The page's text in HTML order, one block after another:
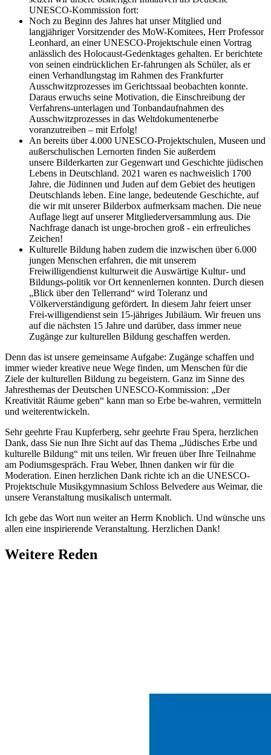
UNESCO-Kommission fort:
Noch zu Beginn des Jahres hat unser Mitglied und
langjähriger Vorsitzender des MoW-Komitees, Herr Professor
Leonhard, an einer UNESCO-Projektschule einen Vortrag
anlässlich des Holocaust-Gedenktages gehalten. Er berichtete
von seinen eindrücklichen Er-fahrungen als Schüler, als er
einen Verhandlungstag im Rahmen des Frankfurter
Ausschwitzprozesses im Gerichtssaal beobachten konnte.
Daraus erwuchs seine Motivation, die Einschreibung der
Verfahrens-unterlagen und Tonbandaufnahmen des
Ausschwitzprozesses in das Weltdokumentenerbe
voranzutreiben – mit Erfolg!
An bereits über 4.000 UNESCO-Projektschulen, Museen und
außerschulischen Lernorten finden Sie außerdem
unsere Bilderkarten zur Gegenwart und Geschichte jüdischen
Lebens in Deutschland. 2021 waren es nachweislich 1700
Jahre, die Jüdinnen und Juden auf dem Gebiet des heutigen
Deutschlands leben. Eine lange, bedeutende Geschichte, auf
die wir mit unserer Bilderbox aufmerksam machen. Die neue
Auflage liegt auf unserer Mitgliederversammlung aus. Die
Nachfrage danach ist unge-brochen groß - ein erfreuliches
Zeichen!
Kulturelle Bildung haben zudem die inzwischen über 6.000
jungen Menschen erfahren, die mit unserem
Freiwilligendienst kulturweit die Auswärtige Kultur- und
Bildungs-politik vor Ort kennenlernen konnten. Durch diesen
„Blick über den Tellerrand“ wird Toleranz und
Völkerverständigung gefördert. In diesem Jahr feiert unser
Frei-willigendienst sein 15-jähriges Jubiläum. Wir freuen uns
auf die nächsten 15 Jahre und darüber, dass immer neue
Zugänge zur kulturellen Bildung geschaffen werden.
Denn das ist unsere gemeinsame Aufgabe: Zugänge schaffen und
immer wieder kreative neue Wege finden, um Menschen für die
Ziele der kulturellen Bildung zu begeistern. Ganz im Sinne des
Jahresthemas der Deutschen UNESCO-Kommission: „Der
Kreativität Räume geben“ kann man so Erbe be-wahren, vermitteln
und weiterentwickeln.
Sehr geehrte Frau Kupferberg, sehr geehrte Frau Spera, herzlichen
Dank, dass Sie nun Ihre Sicht auf das Thema „Jüdisches Erbe und
kulturelle Bildung“ mit uns teilen. Wir freuen über Ihre Teilnahme
am Podiumsgespräch. Frau Weber, Ihnen danken wir für die
Moderation. Einen herzlichen Dank richte ich an die UNESCO-
Projektschule Musikgymnasium Schloss Belvedere aus Weimar, die
unsere Veranstaltung musikalisch untermalt.
Ich gebe das Wort nun weiter an Herrn Knoblich. Und wünsche uns
allen eine inspirierende Veranstaltung. Herzlichen Dank!
Weitere Reden